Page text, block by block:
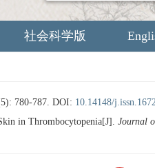
社会科学版
780-787. DOI: 10.14148/
in Thrombocytopenia[J]. Journal